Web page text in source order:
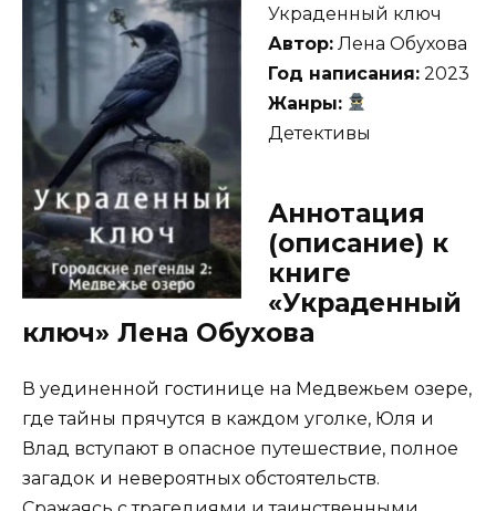
Украденный ключ
Автор: Лена Обухова
Год написания: 2023
Жанры:
Детективы
Аннотация
(описание) к
книге
«Украденный
ключ» Лена Обухова
В уединенной гостинице на Медвежьем озере,
где тайны прячутся в каждом уголке, Юля и
Влад вступают в опасное путешествие, полное
загадок и невероятных обстоятельств.